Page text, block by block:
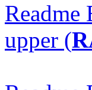
upper (